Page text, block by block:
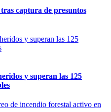
captura de presuntos
y superan las 125